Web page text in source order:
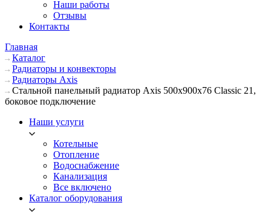
Наши работы
Отзывы
Контакты
Главная
Каталог
Радиаторы и конвекторы
Радиаторы Axis
Стальной панельный радиатор Axis 500х900х76 Classic 21,
боковое подключение
Наши услуги
Котельные
Отопление
Водоснабжение
Канализация
Все включено
Каталог оборудования